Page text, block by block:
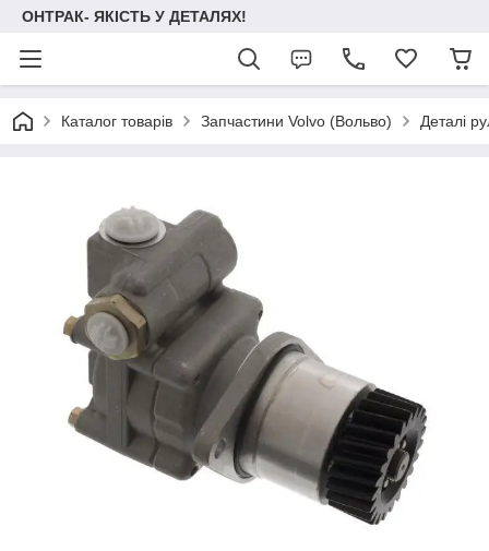
ОНТРАК- ЯКІСТЬ У ДЕТАЛЯХ!
Каталог товарів Запчастини Volvo (Вольво) Деталі